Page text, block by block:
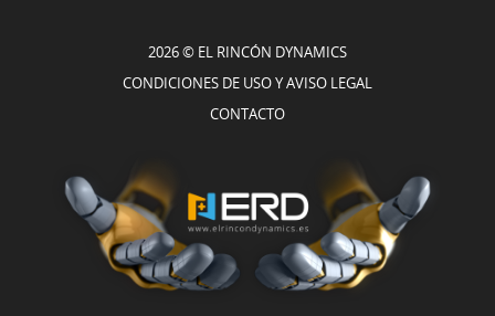
2026 © EL RINCÓN DYNAMICS
CONDICIONES DE USO Y AVISO LEGAL
CONTACTO